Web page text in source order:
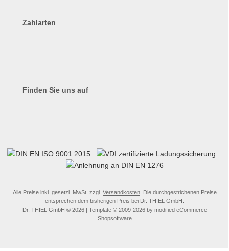
Zahlarten
Finden Sie uns auf
Alle Preise inkl. gesetzl. MwSt. zzgl. Versandkosten. Die durchgestrichenen Preise
entsprechen dem bisherigen Preis bei Dr. THIEL GmbH.
Dr. THIEL GmbH © 2026 | Template © 2009-2026 by modified eCommerce
Shopsoftware